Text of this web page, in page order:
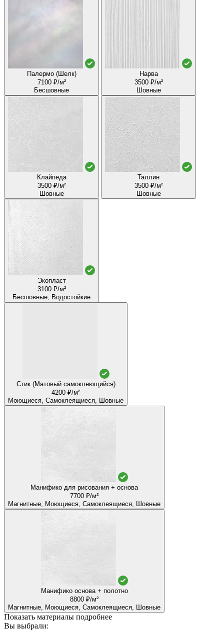
Палермо (Шелк)
7100 ₽/м²
Бесшовные
Нарва
3500 ₽/м²
Шовные
Клайпеда
3500 ₽/м²
Шовные
Таллин
3500 ₽/м²
Шовные
Экопласт
3100 ₽/м²
Бесшовные, Водостойкие
Стик (Матовый самоклеющийся)
4200 ₽/м²
Моющиеся, Самоклеящиеся, Шовные
Манифико для рисования + основа
7700 ₽/м²
Магнитные, Моющиеся, Самоклеящиеся, Шовные
Манифико основа + полотно
8800 ₽/м²
Магнитные, Моющиеся, Самоклеящиеся, Шовные
Показать материалы подробнее
Вы выбрали: